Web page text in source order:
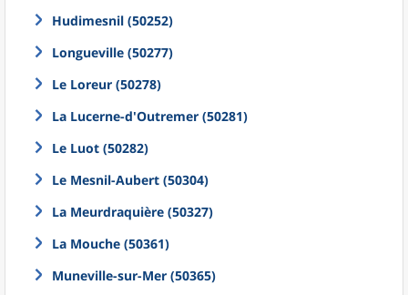
Hudimesnil (50252)
Longueville (50277)
Le Loreur (50278)
La Lucerne-d'Outremer (50281)
Le Luot (50282)
Le Mesnil-Aubert (50304)
La Meurdraquière (50327)
La Mouche (50361)
Muneville-sur-Mer (50365)